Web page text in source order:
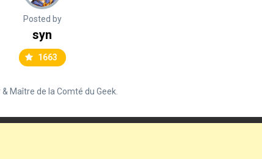
Posted by
syn
1663
Maître de la Comté du Geek.